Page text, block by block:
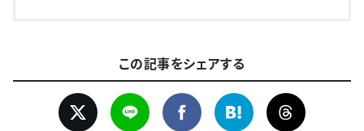
この記事をシェアする